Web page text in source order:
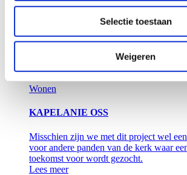
Selectie toestaan
Weigeren
Enorme metamorfose van oud klooster
kozijnen vervangen door houten versies,
eigen werkplaats. Oog voor details en
Wonen
KAPELANIE OSS
Misschien zijn we met dit project wel
voor andere panden van de kerk waar
toekomst voor wordt gezocht.
Lees meer